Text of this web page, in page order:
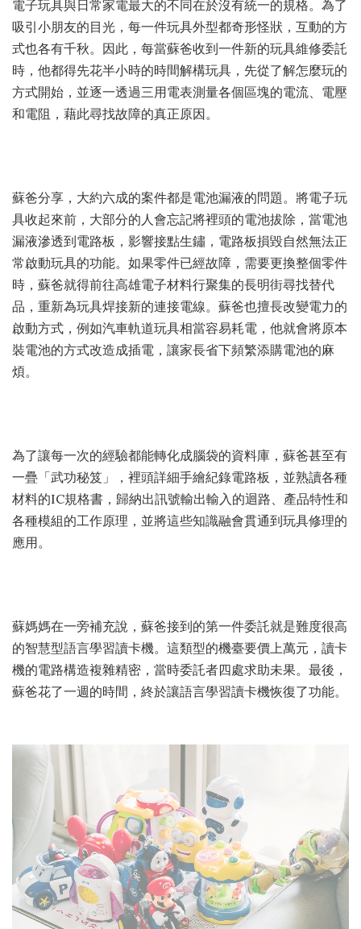
電子玩具與日常家電最大的不同在於沒有統一的規格。為了
吸引小朋友的目光，每一件玩具外型都奇形怪狀，互動的方
式也各有千秋。因此，每當蘇爸收到一件新的玩具維修委託
時，他都得先花半小時的時間解構玩具，先從了解怎麼玩的
方式開始，並逐一透過三用電表測量各個區塊的電流、電壓
和電阻，藉此尋找故障的真正原因。
蘇爸分享，大約六成的案件都是電池漏液的問題。將電子玩
具收起來前，大部分的人會忘記將裡頭的電池拔除，當電池
漏液滲透到電路板，影響接點生鏽，電路板損毀自然無法正
常啟動玩具的功能。如果零件已經故障，需要更換整個零件
時，蘇爸就得前往高雄電子材料行聚集的長明街尋找替代
品，重新為玩具焊接新的連接電線。蘇爸也擅長改變電力的
啟動方式，例如汽車軌道玩具相當容易耗電，他就會將原本
裝電池的方式改造成插電，讓家長省下頻繁添購電池的麻
煩。
為了讓每一次的經驗都能轉化成腦袋的資料庫，蘇爸甚至有
一疊「武功秘笈」，裡頭詳細手繪紀錄電路板，並熟讀各種
材料的IC規格書，歸納出訊號輸出輸入的迴路、產品特性和
各種模組的工作原理，並將這些知識融會貫通到玩具修理的
應用。
蘇媽媽在一旁補充說，蘇爸接到的第一件委託就是難度很高
的智慧型語言學習讀卡機。這類型的機臺要價上萬元，讀卡
機的電路構造複雜精密，當時委託者四處求助未果。最後，
蘇爸花了一週的時間，終於讓語言學習讀卡機恢復了功能。